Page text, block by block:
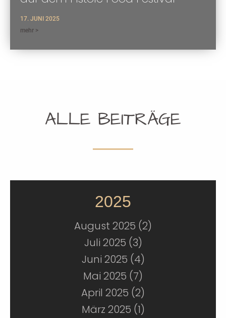
17. JUNI 2025
mehr >
ALLE BEITRÄGE
2025
August 2025 (2)
Juli 2025 (3)
Juni 2025 (4)
Mai 2025 (7)
April 2025 (2)
März 2025 (1)